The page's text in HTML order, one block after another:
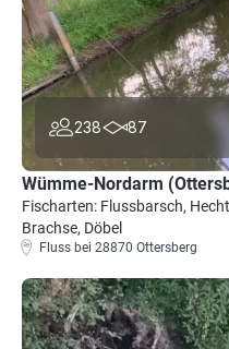
238 87
Wümme-Nordarm
Fischarten: Flussbarsch,
Brachse, Döbel
Fluss bei 28870 Ottersberg